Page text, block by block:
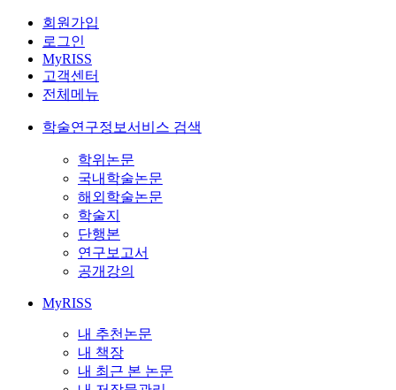
회원가입
로그인
MyRISS
고객센터
전체메뉴
학술연구정보서비스 검색
학위논문
국내학술논문
해외학술논문
학술지
단행본
연구보고서
공개강의
MyRISS
내 추천논문
내 책장
내 최근 본 논문